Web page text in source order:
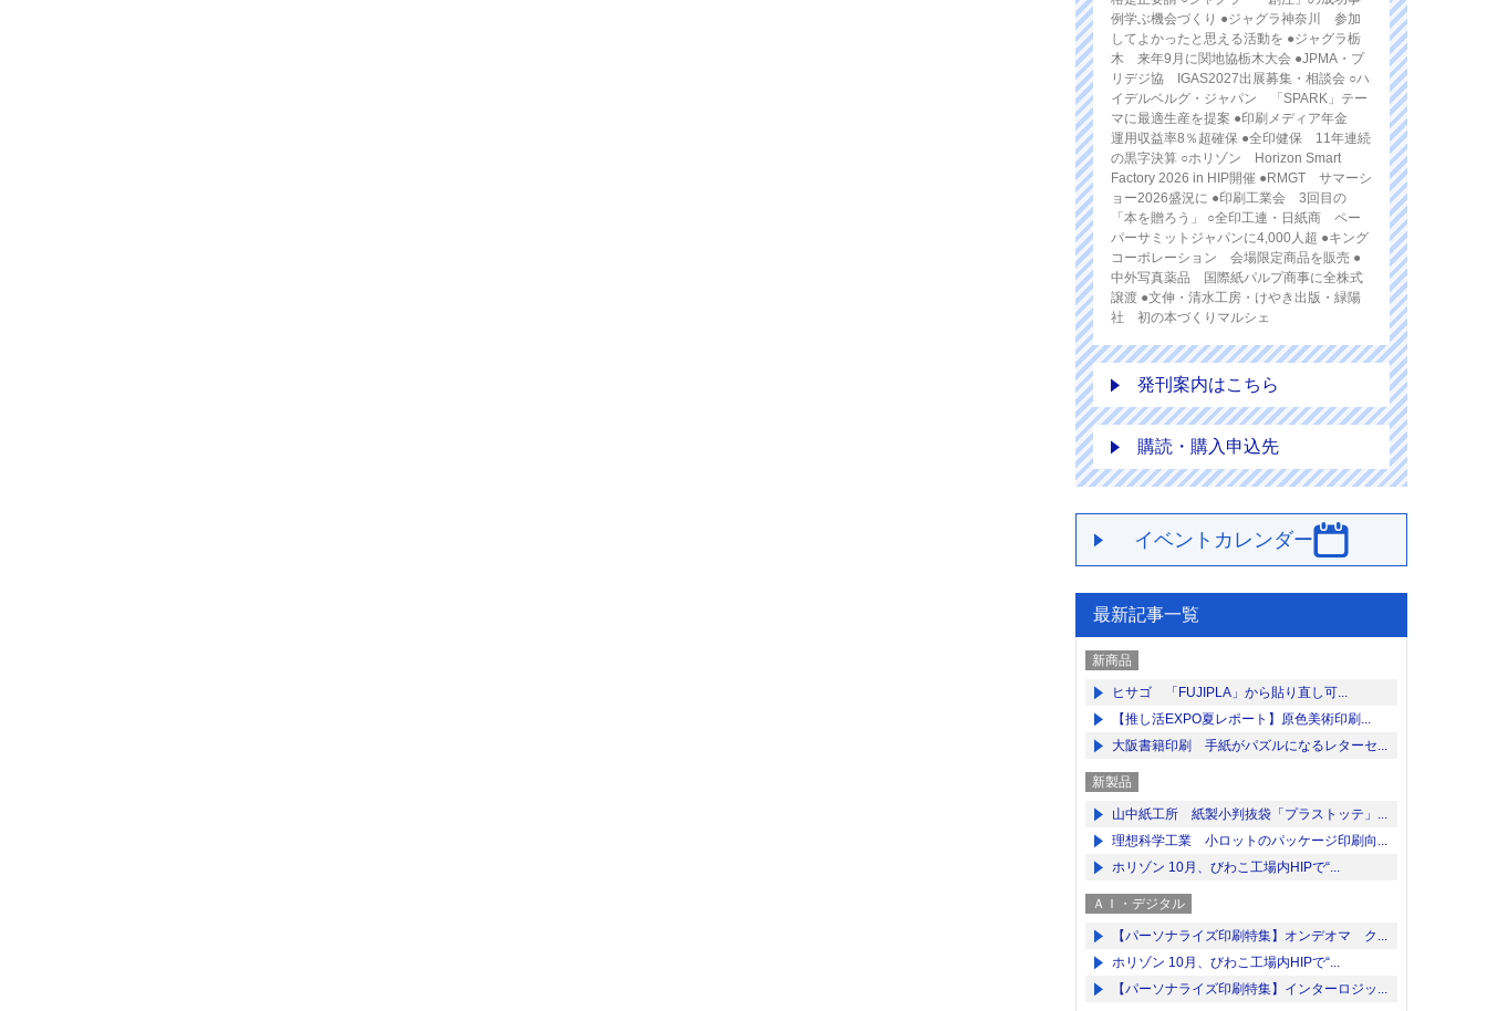
例学ぶ機会づくり ●ジャグラ神奈川 参加
してよかったと思える活動を ●ジャグラ栃
木 来年9月に関地協栃木大会 ●JPMA・プ
リデジ協 IGAS2027出展募集・相談会 ○ハ
イデルベルグ・ジャパン 「SPARK」テー
マに最適生産を提案 ●印刷メディア年金
運用収益率8％超確保 ●全印健保 11年連続
の黒字決算 ○ホリゾン Horizon Smart
Factory 2026 in HIP開催 ●RMGT サマーシ
ョー2026盛況に ●印刷工業会 3回目の
「本を贈ろう」 ○全印工連・日紙商 ペー
パーサミットジャパンに4,000人超 ●キング
コーポレーション 会場限定商品を販売 ●
中外写真薬品 国際紙パルプ商事に全株式
譲渡 ●文伸・清水工房・けやき出版・緑陽
社 初の本づくりマルシェ
発刊案内はこちら
購読・購入申込先
イベントカレンダー
最新記事一覧
新商品
ヒサゴ 「FUJIPLA」から貼り直し可...
【推し活EXPO夏レポート】原色美術印刷...
大阪書籍印刷 手紙がパズルになるレターセ...
新製品
山中紙工所 紙製小判抜袋「プラストッテ」...
理想科学工業 小ロットのパッケージ印刷向...
ホリゾン 10月、びわこ工場内HIPで“...
ＡＩ・デジタル
【パーソナライズ印刷特集】オンデオマ ク...
ホリゾン 10月、びわこ工場内HIPで“...
【パーソナライズ印刷特集】インターロジッ...